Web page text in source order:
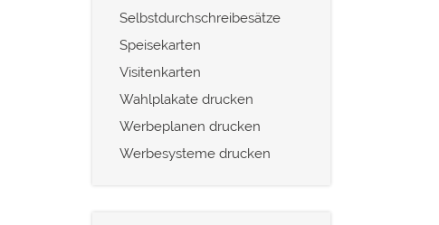
Selbstdurchschreibesätze
Speisekarten
Visitenkarten
Wahlplakate drucken
Werbeplanen drucken
Werbesysteme drucken